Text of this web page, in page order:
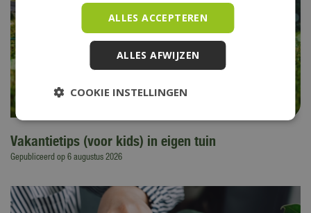
Vakantietips (voor kids) in eigen tuin
Gepubliceerd op 6 augustus 2026
ALLES ACCEPTEREN
ALLES AFWIJZEN
COOKIE INSTELLINGEN